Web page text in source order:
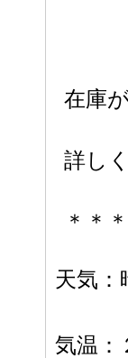
在庫
詳し
＊＊
天気：
気温